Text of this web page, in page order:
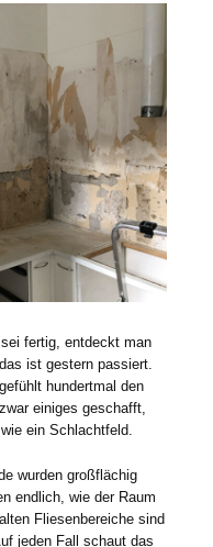
fertig, entdeckt man
ist gestern passiert.
hundertmal den
einiges geschafft,
ein Schlachtfeld.
wurden großflächig
endlich, wie der Raum
Fliesenbereiche sind
jeden Fall schaut das